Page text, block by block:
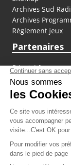
Archives Sud
Archives
Règlement jeux
Partenaires
fiducial.fr
lyoncapitale.fr
olympique-et-
L'application
Les cookies